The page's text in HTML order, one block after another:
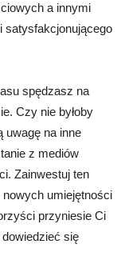
a innymi
satysfakcjonującego
spędzasz na
Czy nie byłoby
uwagę na inne
z mediów
Zainwestuj ten
umiejętności
przyniesie Ci
się